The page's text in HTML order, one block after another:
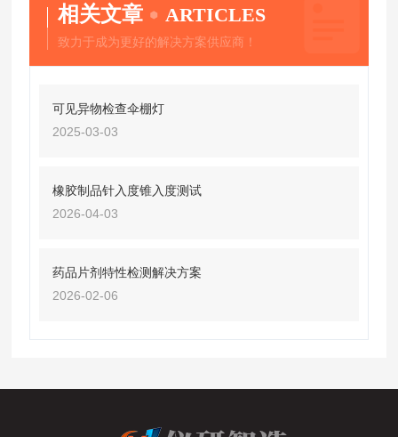
相关文章 ARTICLES
致力于成为更好的解决方案供应商！
可见异物检查伞棚灯
2025-03-03
橡胶制品针入度锥入度测试
2026-04-03
药品片剂特性检测解决方案
2026-02-06